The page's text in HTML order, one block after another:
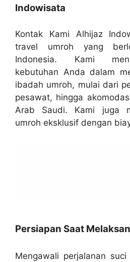
Indowisata
Kontak Kami Alhijaz
travel umroh yang
Indonesia. Kami
kebutuhan Anda dalam
ibadah umroh, mulai dari
pesawat, hingga
Arab Saudi. Kami juga
umroh eksklusif dengan
Persiapan Saat
Mengawali perjalanan